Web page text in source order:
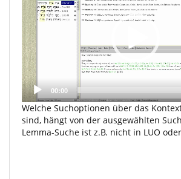
00:00
Welche Suchoptionen über das
sind, hängt von der ausgewählten
Lemma-Suche ist z.B. nicht in LUO